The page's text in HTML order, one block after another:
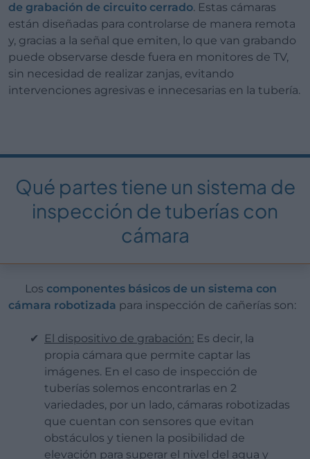
de grabación de circuito cerrado. Estas cámaras
están diseñadas para controlarse de manera remota
y, gracias a la señal que emiten, lo que van grabando
puede observarse desde fuera en monitores de TV,
sin necesidad de realizar zanjas, evitando
intervenciones agresivas e innecesarias en la tubería.
Qué partes tiene un sistema de
inspección de tuberías con
cámara
Los componentes básicos de un sistema con
cámara robotizada para inspección de cañerías son:
El dispositivo de grabación: Es decir, la
propia cámara que permite captar las
imágenes. En el caso de inspección de
tuberías solemos encontrarlas en 2
variedades, por un lado, cámaras robotizadas
que cuentan con sensores que evitan
obstáculos y tienen la posibilidad de
elevación para superar el nivel del agua y